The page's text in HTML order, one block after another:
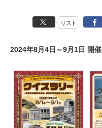
リスト
2024年8月4日～9月1日 開催